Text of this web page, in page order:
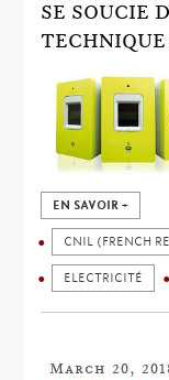
SE SOUCIE
TECHNIQUE
EN SAVOIR +
CNIL (FRENCH
ELECTRICITÉ
March 20,